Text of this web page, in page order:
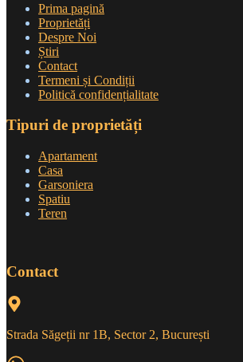
Prima pagină
Proprietăți
Despre Noi
Știri
Contact
Termeni și Condiții
Politică confidențialitate
Tipuri de proprietăți
Apartament
Casa
Garsoniera
Spatiu
Teren
Contact
Strada Săgeții nr 1B, Sector 2, București